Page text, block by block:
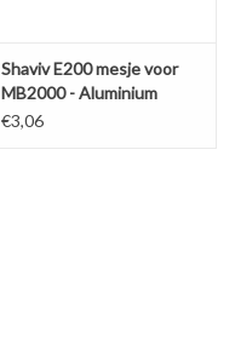
Shaviv E200 mesje voor
MB2000 - Aluminium
€3,06